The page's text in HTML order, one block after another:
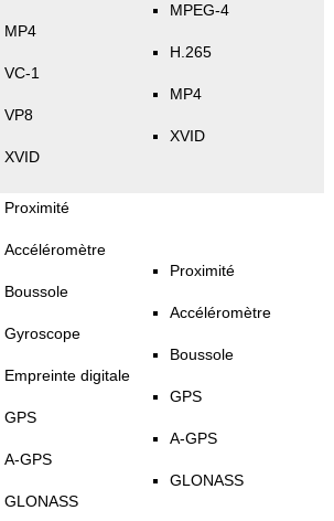
MP4
VC-1
VP8
XVID
MPEG-4
H.265
MP4
XVID
Proximité
Accéléromètre
Boussole
Gyroscope
Empreinte digitale
GPS
A-GPS
GLONASS
Proximité
Accéléromètre
Boussole
GPS
A-GPS
GLONASS